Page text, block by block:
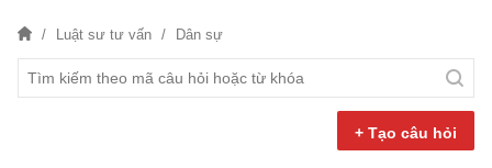
Luật sư tư vấn Dân sự
+ Tạo câu hỏi